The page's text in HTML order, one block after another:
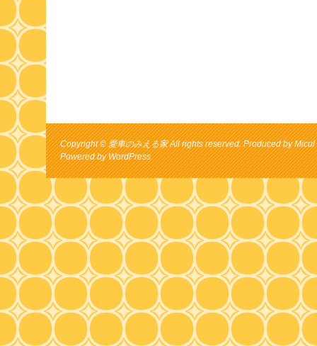
Copyright © 愛車のみえる家 All rights reserved. Produced by Micul
Powered byWordPress